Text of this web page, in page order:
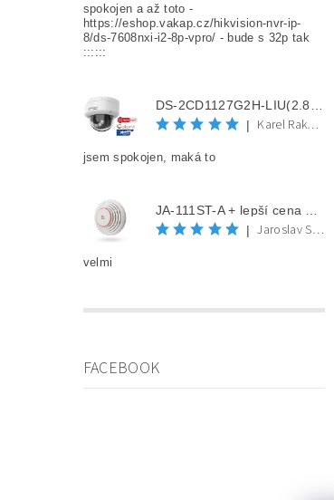
spokojen a až toto -
https://eshop.vakap.cz/hikvision-nvr-ip-
8/ds-7608nxi-i2-8p-vpro/ - bude s 32p tak
::::::
DS-2CD1127G2H-LIU(2.8mm) + lepší cena po registraci
|
Karel Rakovec
jsem spokojen, maká to
JA-111ST-A + lepší cena po registraci
|
Jaroslav Spěváček
velmi
FACEBOOK